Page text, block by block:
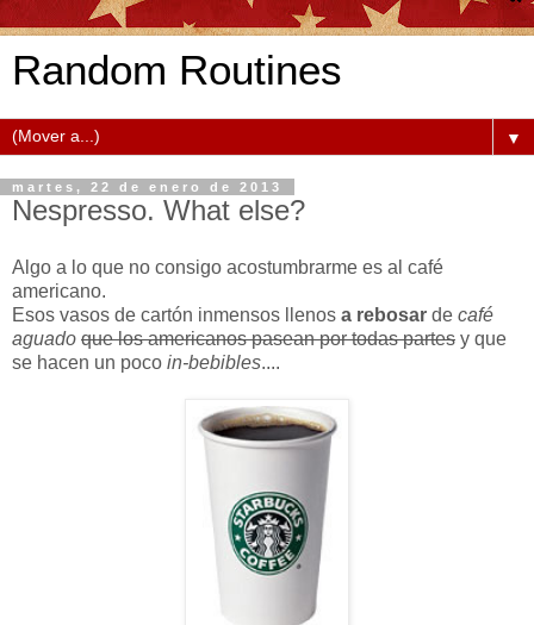
Random Routines
▼
martes, 22 de enero de 2013
Nespresso. What else?
Algo a lo que no consigo acostumbrarme es al café
americano.
Esos vasos de cartón inmensos llenos a rebosar de café
aguado que los americanos pasean por todas partes y que
se hacen un poco in-bebibles....